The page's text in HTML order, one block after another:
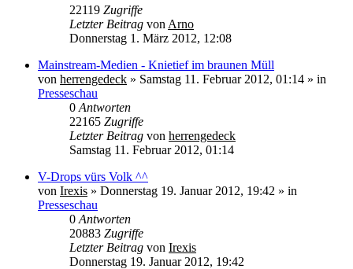
22119 Zugriffe
Letzter Beitrag von Arno
Donnerstag 1. März 2012, 12:08
Mainstream-Medien - Knietief im braunen Müll
von herrengedeck » Samstag 11. Februar 2012, 01:14 » in
Presseschau
0 Antworten
22165 Zugriffe
Letzter Beitrag von herrengedeck
Samstag 11. Februar 2012, 01:14
V-Drops vürs Volk ^^
von Irexis » Donnerstag 19. Januar 2012, 19:42 » in
Presseschau
0 Antworten
20883 Zugriffe
Letzter Beitrag von Irexis
Donnerstag 19. Januar 2012, 19:42